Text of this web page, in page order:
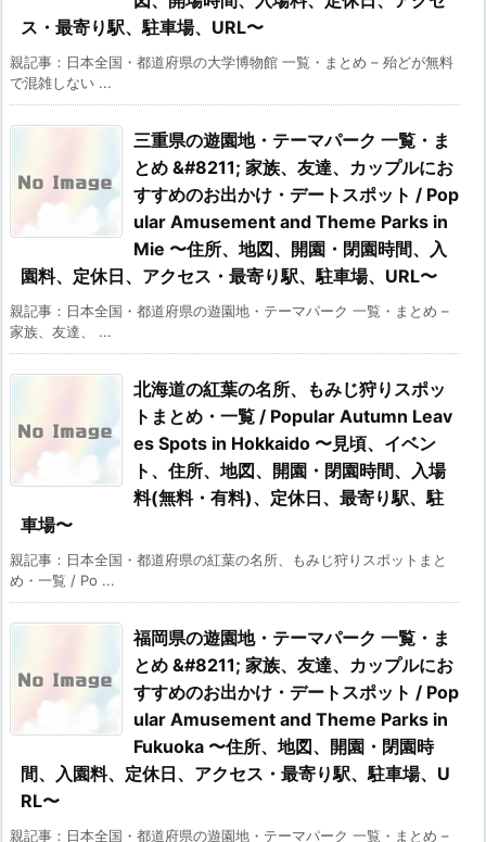
ス・最寄り駅、駐車場、URL〜
親記事：日本全国・都道府県の大学博物館 一覧・まとめ – 殆どが無料
で混雑しない ...
三重県の遊園地・テーマパーク 一覧・ま
とめ &#8211; 家族、友達、カップルにお
すすめのお出かけ・デートスポット / Pop
ular Amusement and Theme Parks in
Mie 〜住所、地図、開園・閉園時間、入
園料、定休日、アクセス・最寄り駅、駐車場、URL〜
親記事：日本全国・都道府県の遊園地・テーマパーク 一覧・まとめ –
家族、友達、 ...
北海道の紅葉の名所、もみじ狩りスポッ
トまとめ・一覧 / Popular Autumn Leav
es Spots in Hokkaido 〜見頃、イベン
ト、住所、地図、開園・閉園時間、入場
料(無料・有料)、定休日、最寄り駅、駐
車場〜
親記事：日本全国・都道府県の紅葉の名所、もみじ狩りスポットまと
め・一覧 / Po ...
福岡県の遊園地・テーマパーク 一覧・ま
とめ &#8211; 家族、友達、カップルにお
すすめのお出かけ・デートスポット / Pop
ular Amusement and Theme Parks in
Fukuoka 〜住所、地図、開園・閉園時
間、入園料、定休日、アクセス・最寄り駅、駐車場、U
RL〜
親記事：日本全国・都道府県の遊園地・テーマパーク 一覧・まとめ –